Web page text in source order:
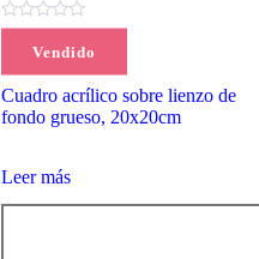
Vendido
(0)
72,00€
Cuadro acrílico sobre lienzo de
fondo grueso, 20x20cm
Leer más